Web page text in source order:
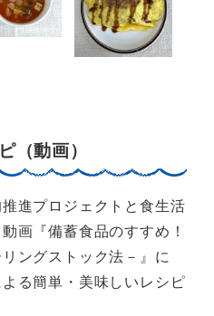
（動画）
進プロジェクトと食生活
画『備蓄食品のすすめ！
ングストック法－』に
る簡単・美味しいレシピ